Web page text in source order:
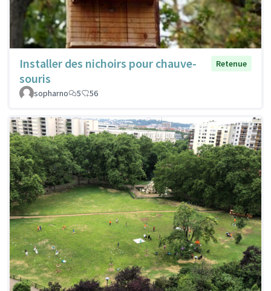
Installer des nichoirs pour chauve-
souris
Retenue
sopharno 5 56